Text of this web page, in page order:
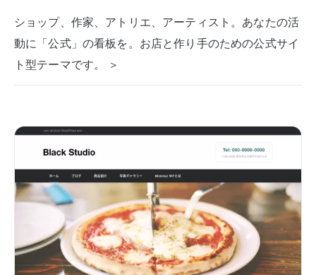
ショップ、作家、アトリエ、アーティスト。あなたの活
動に「公式」の看板を。お店と作り手のための公式サイ
ト型テーマです。 ＞